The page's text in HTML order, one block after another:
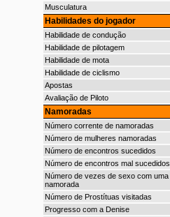
Musculatura
Habilidades do jogador
Habilidade de condução
Habilidade de pilotagem
Habilidade de mota
Habilidade de ciclismo
Apostas
Avaliação de Piloto
Namoradas
Número corrente de namoradas
Número de mulheres namoradas
Número de encontros sucedidos
Número de encontros mal sucedidos
Número de vezes de sexo com uma
namorada
Número de Prostítuas visitadas
Progresso com a Denise